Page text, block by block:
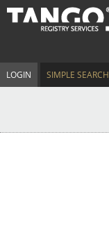
LOGIN SIMPLE SEARCH